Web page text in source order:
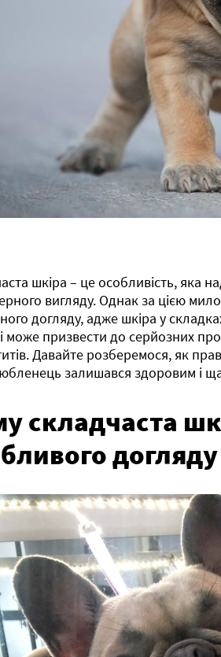
шкіра – це особливість, яка
вигляду. Однак за цією
догляду, адже шкіра у
може призвести до серйозних
Давайте розберемося, як
залишався здоровим і
складчаста
догляду